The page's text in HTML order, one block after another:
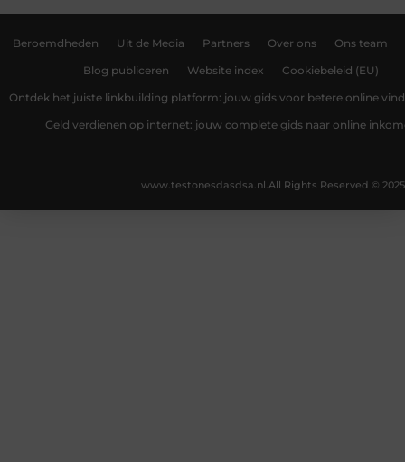
Beroemdheden Uit de Media Partners Over ons Ons team
Blog publiceren Website index Cookiebeleid (EU)
Ontdek het juiste linkbuilding platform: jouw gids voor betere online
Geld verdienen op internet: jouw complete gids naar online
All Rights Reserved © 2025
www.testonesdasdsa.nl.